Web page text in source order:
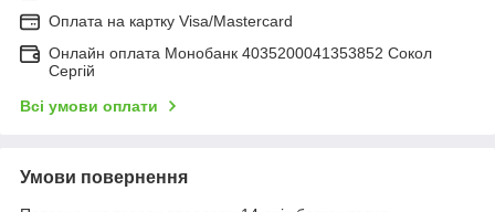
Оплата на картку Visa/Mastercard
Онлайн оплата Монобанк 4035200041353852 Сокол
Сергій
Всі умови оплати
Умови повернення